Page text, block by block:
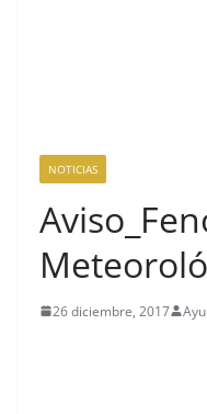
NOTICIAS
26 diciembre, 2017